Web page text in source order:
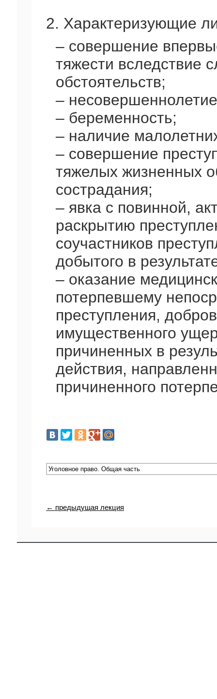
2. Характеризующие
– совершение
тяжести вследствие
обстоятельств;
–
– беременность;
– наличие
– совершение
тяжелых жизненных
сострадания;
– явка с повинной,
раскрытию
соучастников
добытого в
– оказание
потерпевшему
преступления,
имущественного
причиненных в
действия,
причиненного
← предыдущая лекция